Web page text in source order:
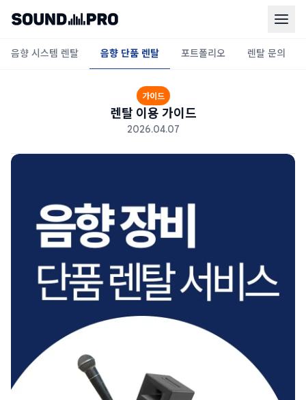
음향 시스템 렌탈 음향 단품 렌탈 포트폴리오 렌탈 문의
가이드
렌탈 이용 가이드
2026.04.07